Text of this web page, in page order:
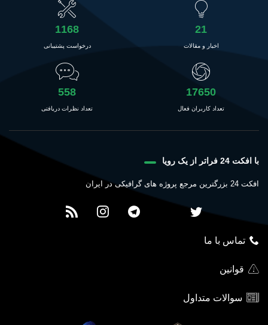
21
اخبار و مقالات
1168
درخواست پشتیبانی
17650
تعداد کاربران فعال
558
تعداد نظرات دریافتی
با افکت 24 فراتر از یک رویا
افکت 24 بزرگترین مرجع پروژه های گرافیکی در ایران
تماس با ما
قوانین
سوالات متداول